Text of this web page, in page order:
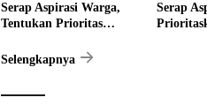
Serap Aspirasi Warga,
Tentukan Prioritas
Serap
Selengkapnya